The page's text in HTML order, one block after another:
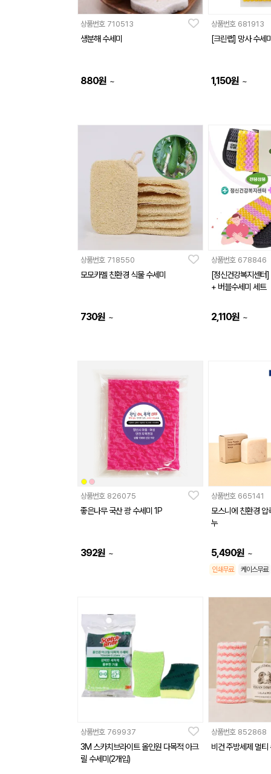
상품번호 710513
생분해 수세미
880원 ~
상품번호 681913
[크린랩] 망사 수세
1,150원 ~
상품번호 718550
모모카멜 친환경 식물 수세미
730원 ~
상품번호 678846
[정신건강복지센터
+ 버블수세미 세트
2,110원 ~
상품번호 826075
좋은나무 국산 광 수세미 1P
392원 ~
상품번호 665141
모스니에 친환경
누
5,490원 ~
인쇄무료 케이스무료
상품번호 769937
3M 스카치브라이트 올인원 다목적 아크
릴 수세미(2개입)
상품번호 852868
비건 주방세제 멀티